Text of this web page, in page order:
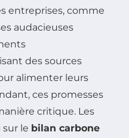
entreprises, comme
audacieuses
des sources
alimenter leurs
ces promesses
critique. Les
le bilan carbone